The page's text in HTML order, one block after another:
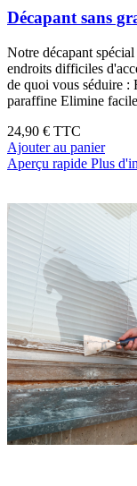
Décapant sans
Notre décapant
endroits difficiles
de quoi vous séduire :
paraffine Elimine
24,90 € TTC
Ajouter au panier
Aperçu rapide Plus